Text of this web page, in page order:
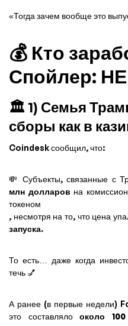
«Тогда зачем вообще это
💰 Кто
Спойлер:
🏛️ 1) Семья
сборы как в
Coindesk сообщил, что:
💸 Субъекты, связанные с
млн долларов на
токеном
, несмотря на то, что цена
запуска.
То есть… даже когда
течь 💅
А ранее (в первые недели)
это составлялооколо